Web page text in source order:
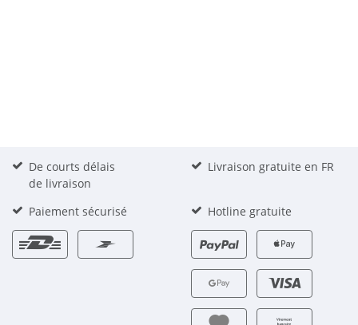
De courts délais
de livraison
Livraison gratuite en FR
Paiement sécurisé Hotline gratuite